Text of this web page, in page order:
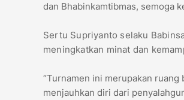
dan Bhabinkamtibmas, semoga
Sertu Supriyanto selaku
meningkatkan minat dan
“Turnamen ini merupakan
menjauhkan diri dari